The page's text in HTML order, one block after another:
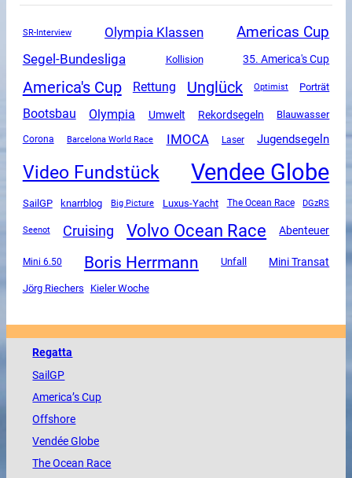
SR-Interview Olympia Klassen Americas Cup
Segel-Bundesliga Kollision 35. America's Cup
America's Cup Rettung Unglück Optimist Porträt
Bootsbau Olympia Umwelt Rekordsegeln Blauwasser
Corona Barcelona World Race IMOCA Laser Jugendsegeln
Video Fundstück Vendee Globe
SailGP knarrblog Big Picture Luxus-Yacht The Ocean Race DGzRS
Seenot Cruising Volvo Ocean Race Abenteuer
Mini 6.50 Boris Herrmann Unfall Mini Transat
Jörg Riechers Kieler Woche
Regatta
SailGP
America’s Cup
Offshore
VendéeGlobe
TheOcean Race